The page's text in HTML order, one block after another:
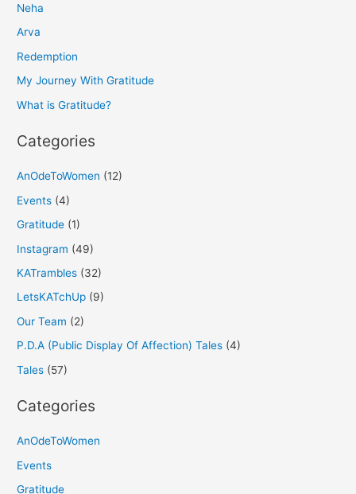
c
h
f
o
Neha
Arva
Redemption
My Journey With Gratitude
What is Gratitude?
Categories
AnOdeToWomen (12)
Events (4)
Gratitude (1)
Instagram (49)
KATrambles (32)
LetsKATchUp (9)
Our Team (2)
P.D.A (Public Display Of Affection) Tales (4)
Tales (57)
Categories
AnOdeToWomen
Events
Gratitude